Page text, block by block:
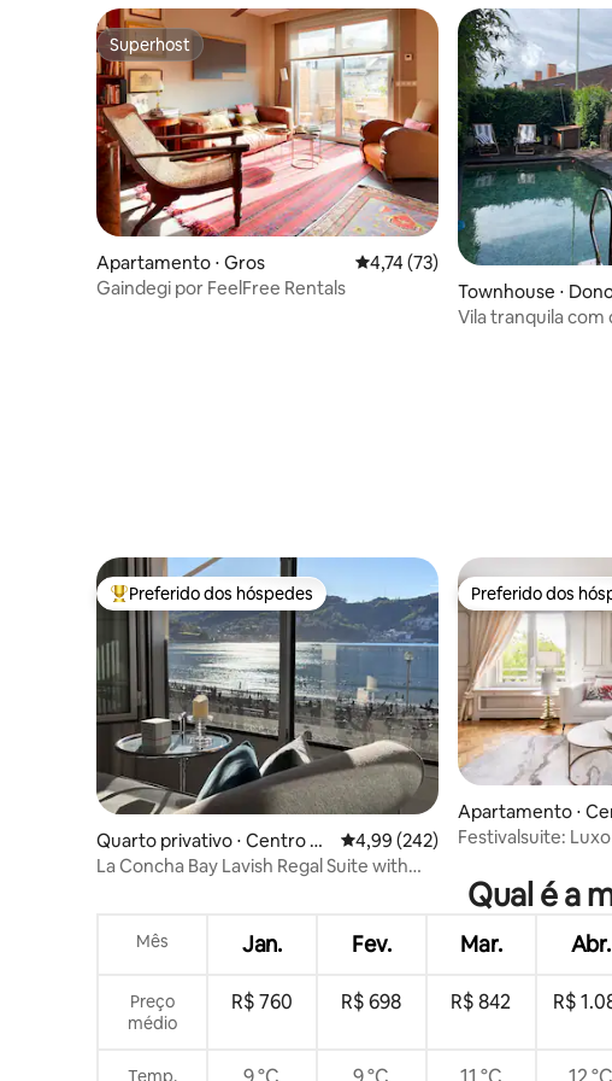
Superhost
Superhost
Apartamento ⋅ Gros 4,74 de uma avaliação média
4,74 (73)
Gaindegi por FeelFree Rentals
Townhouse ⋅
ebastian
Vila tranquila com
Entre os melhores preferidos dos hóspedes
Preferido dos hóspedes
Quarto privativo ⋅ Centro Sa
n Sebastián
4,99 de uma avaliação média de
4,99 (242)
La Concha Bay Lavish Regal Suite with
Preferido dos
Preferido dos
Apartamento ⋅
ebastián
Festivalsuite:
Qual é a
Mês Jan. Fev. Mar. Abr.
Preço
médio
R$ 760 R$ 698 R$ 842 R$
Temp.